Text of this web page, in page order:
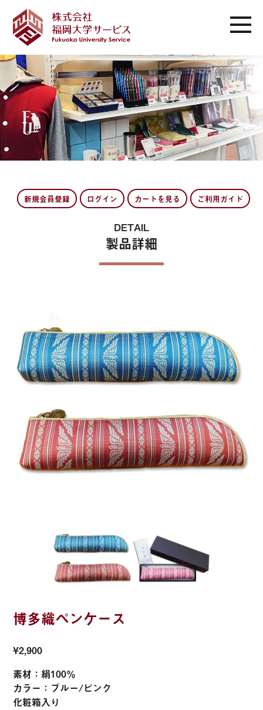
新規会員登録 ログイン カートを見る ご利用ガイド
DETAIL
製品詳細
博多織ペンケース
¥2,900
素材：絹100％
カラー：ブルー/ピンク
化粧箱入り